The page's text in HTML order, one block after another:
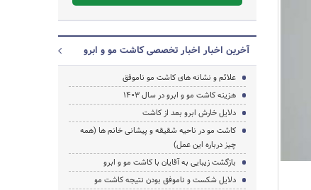
آخرین اخبار اخبار تخصصی کاشت مو و ابرو
علائم و نشانه های کاشت مو ناموفق
هزینه کاشت مو و ابرو در سال 1403
دلایل خارش ابرو بعد از کاشت
کاشت مو در ناحیه شقیقه و پیشانی خانم ها (همه
چیز درباره این عمل)
بازگشت زیبایی به آقایان با کاشت مو و ابرو
دلایل شکست و ناموفق بودن نتیجه کاشت مو